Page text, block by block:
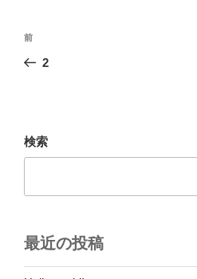
投
ナ
ー
シ
前
の
前
2
検索
最近の投稿